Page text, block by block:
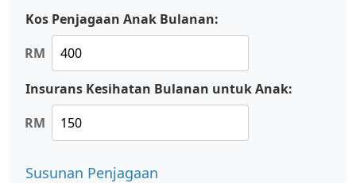
Kos Penjagaan Anak Bulanan:
RM
Insurans Kesihatan Bulanan untuk Anak:
RM
Susunan Penjagaan